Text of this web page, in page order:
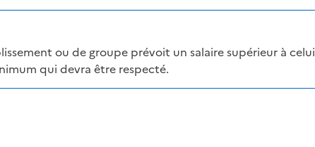
ou de groupe prévoit un salaire supérieur à celui
qui devra être respecté.